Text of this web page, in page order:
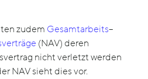
zudem Gesamtarbeits–
(NAV) deren
nicht verletzt werden
NAV sieht dies vor.